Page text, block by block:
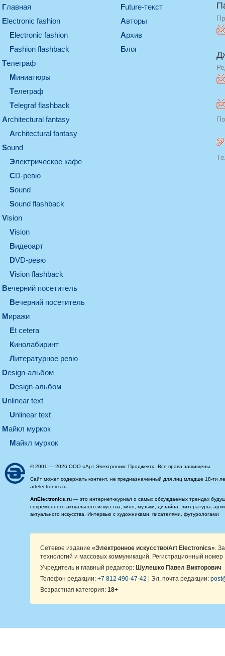
Главная
electronic fashion
electronic fashion
Fashion flashback
телеграф
миниатюры
телеграф
Telegraf flashback
architectural fantasy
architectural fantasy
sound
электрическое кафе
CD-ревю
sound
Sound flashback
vision
vision
видеоарт
DVD-ревю
Vision flashback
вечерний посетитель
вечерний посетитель
миражи
et cetera
кинолабиринт
литературное ревю
design-альбом
design-альбом
unlinear text
Unlinear text
майкл муркок
майкл муркок
Future-текст
Авторы
Архив
Блог
© 2001 — 2026 ООО «Арт Электроникс Проджект». Все права защищены.
Сайт может содержать контент, не предназначенный для лиц младше 18-ти
artelectronics.ru.
ArtElectronics.ru — это интернет-журнал о самых обсуждаемых трендах
современного актуального искусства, кино, музыки, дизайна, литературы,
актуального искусства. Интервью с художниками, писателями, футурологами
Сетевое издание «Электронное искусство/Art Electronics» .
технологий и массовых коммуникаций. Регистрационный
Учредитель и главный редактор: Шулешко Павел Викторович
Телефон редакции: +7 812 490-47-42 | Эл. почта редакции:
Возрастная категория: 18+